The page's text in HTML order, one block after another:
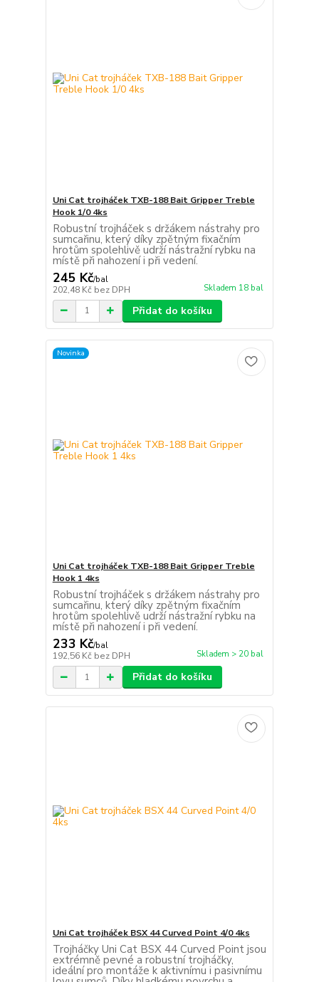
Uni Cat trojháček TXB-188 Bait Gripper Treble
Hook 1/0 4ks
Robustní trojháček s držákem nástrahy pro
sumcařinu, který díky zpětným fixačním
hrotům spolehlivě udrží nástražní rybku na
místě při nahození i při vedení.
245 Kč/bal
202,48 Kč bez DPH Skladem 18 bal
Přidat do košíku
Novinka
Uni Cat trojháček TXB-188 Bait Gripper Treble
Hook 1 4ks
Robustní trojháček s držákem nástrahy pro
sumcařinu, který díky zpětným fixačním
hrotům spolehlivě udrží nástražní rybku na
místě při nahození i při vedení.
233 Kč/bal
192,56 Kč bez DPH Skladem > 20 bal
Přidat do košíku
Uni Cat trojháček BSX 44 Curved Point 4/0 4ks
Trojháčky Uni Cat BSX 44 Curved Point jsou
extrémně pevné a robustní trojháčky,
ideální pro montáže k aktivnímu i pasivnímu